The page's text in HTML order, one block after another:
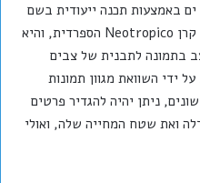
ים באמצעות תכנה ייעודית בשם
P.I.T.M.A.R. התכנה פותחה על ידי קרן Neotropico הספרדית, והיא
בתמונה לתבנית של צבים
ידי השוואת מגוון תמונות
ניתן יהיה להגדיר פרטים
ואת שטח המחייה שלה, ואולי